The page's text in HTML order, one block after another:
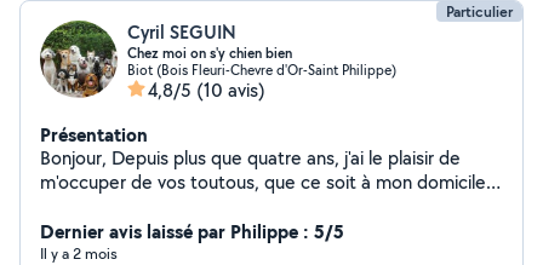
Particulier
Cyril SEGUIN
Chez moi on s'y chien bien
Biot (Bois Fleuri-Chevre d'Or-Saint Philippe)
4,8/5 (10 avis)
Présentation
Bonjour, Depuis plus que quatre ans, j'ai le plaisir de
m'occuper de vos toutous, que ce soit à mon domicile
argentin...), à leur domicile (doberman, berger allemand,
ridgeback, malinois...) ou simplement pour des
Dernier avis laissé par Philippe : 5/5
Il y a 2 mois